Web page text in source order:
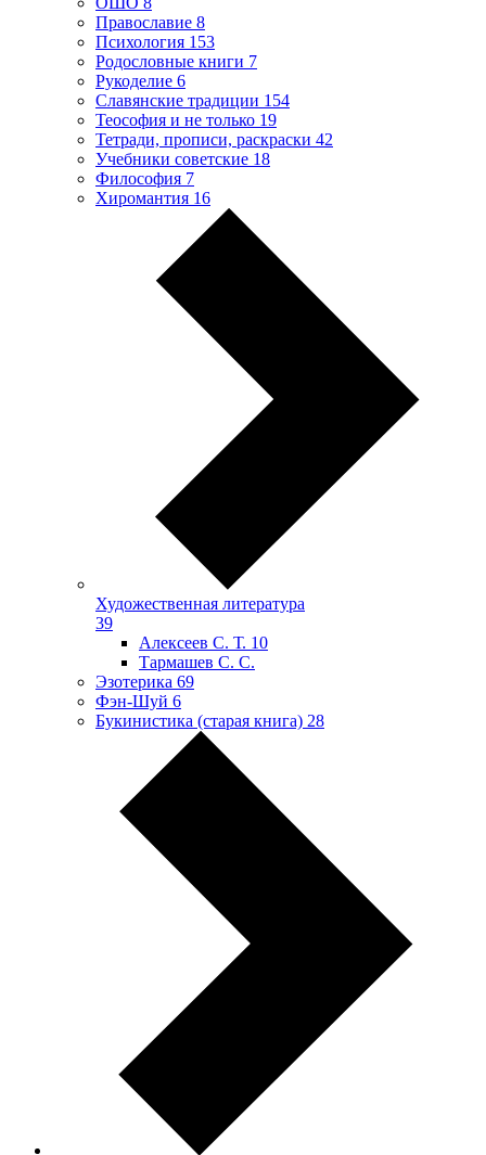
Православие 8
Психология 153
Родословные книги 7
Рукоделие 6
Славянские традиции 154
Теософия и не только 19
Тетради, прописи, раскраски 42
Учебники советские 18
Философия 7
Хиромантия 16
Художественная литература
39
Алексеев С. Т. 10
Тармашев С. С.
Эзотерика 69
Фэн-Шуй 6
Букинистика (старая книга) 28